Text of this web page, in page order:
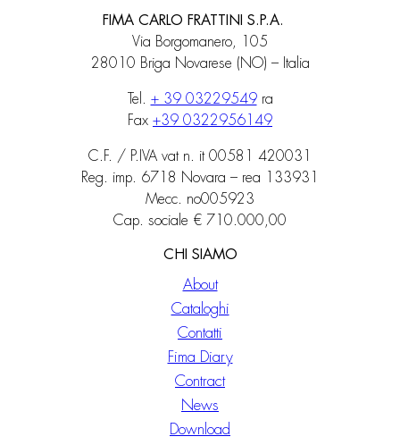
FIMA CARLO FRATTINI S.P.A.
Via Borgomanero, 105
28010 Briga Novarese (NO) – Italia
Tel. + 39 03229549ra
Fax +39 0322956149
C.F. / P.IVA vat n. it 00581 420031
Reg. imp. 6718 Novara – rea 133931
Mecc. no005923
Cap. sociale € 710.000,00
CHI SIAMO
About
Cataloghi
Contatti
Fima Diary
Contract
News
Download